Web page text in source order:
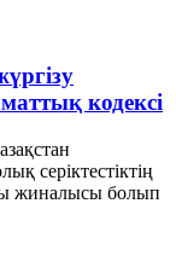
кодексi
серiктестiктiң
жиналысы болып